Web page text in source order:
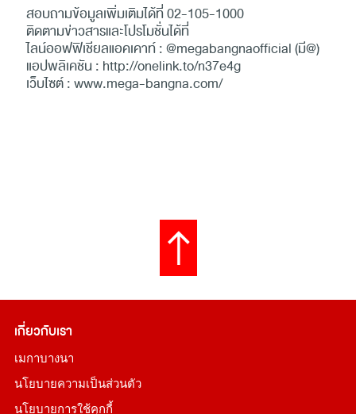
สอบถามข้อมูลเพิ่มเติมได้ที่ 02-105-1000
ติดตามข่าวสารและโปรโมชั่นได้ที่
ไลน์ออฟฟิเชียลแอคเคาท์ : @megabangnaofficial (มี@)
แอปพลิเคชัน : http://onelink.to/n37e4g
เว็บไซต์ :www.mega-bangna.com/
เกี่ยวกับเรา
เมกาบางนา
นโยบายความเป็นส่วนตัว
นโยบายการใช้คุกกี้